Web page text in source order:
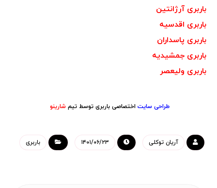
باربری آرژانتین
باربری اقدسیه
باربری پاسداران
باربری جمشیدیه
باربری ولیعصر
طراحی سایت اختصاصی باربری توسط تیمشارینو
آریان توکلی ۱۴۰۱/۰۶/۲۳ باربری